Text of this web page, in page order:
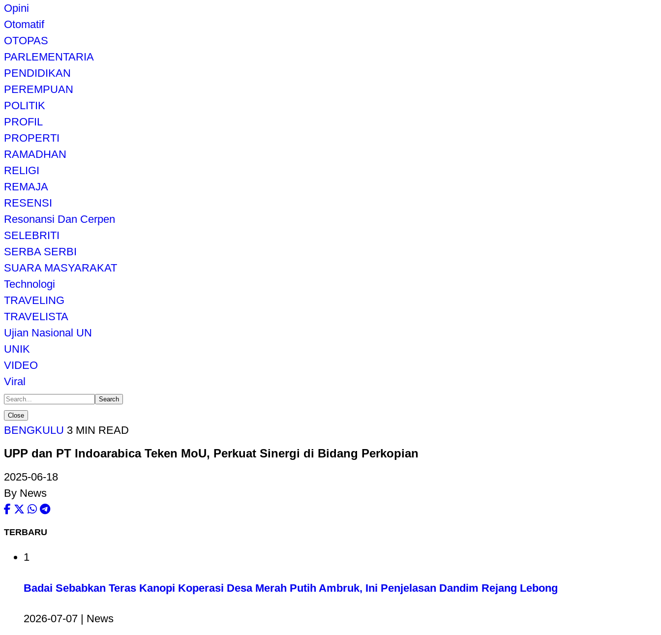
Opini
Otomatif
OTOPAS
PARLEMENTARIA
PENDIDIKAN
PEREMPUAN
POLITIK
PROFIL
PROPERTI
RAMADHAN
RELIGI
REMAJA
RESENSI
Resonansi Dan Cerpen
SELEBRITI
SERBA SERBI
SUARA MASYARAKAT
Technologi
TRAVELING
TRAVELISTA
Ujian Nasional UN
UNIK
VIDEO
Viral
Search
Close
BENGKULU 3 MIN READ
UPP dan PT Indoarabica Teken MoU, Perkuat Sinergi di Bidang Perkopian
2025-06-18
By News
TERBARU
1
Badai Sebabkan Teras Kanopi Koperasi Desa Merah Putih Ambruk, Ini Penjelasan Dandim Rejang Lebong
2026-07-07 | News